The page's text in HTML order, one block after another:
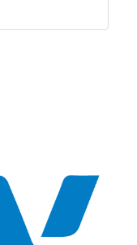
và vận hành máy